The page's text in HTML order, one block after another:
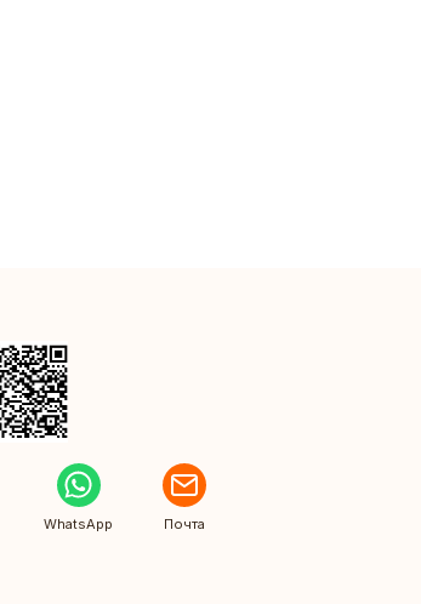
WhatsApp Почта